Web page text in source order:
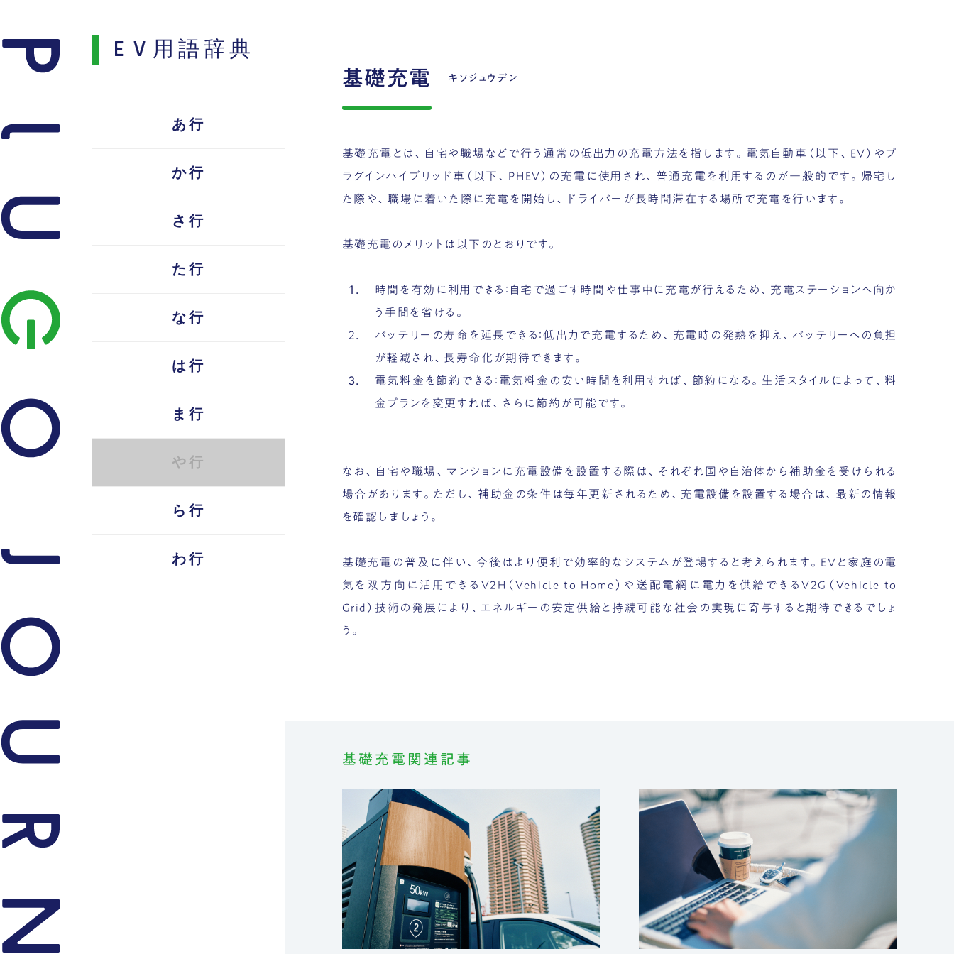
EV用語辞典
あ行
か行
さ行
た行
な行
は行
ま行
や行
ら行
わ行
基礎充電 キソジュウデン
基礎充電とは、自宅や職場などで行う通常の低出力の充電方法を指します。電気自動車（以下、EV）やプ
ラグインハイブリッド車（以下、PHEV）の充電に使用され、普通充電を利用するのが一般的です。帰宅し
た際や、職場に着いた際に充電を開始し、ドライバーが長時間滞在する場所で充電を行います。
基礎充電のメリットは以下のとおりです。
時間を有効に利用できる：自宅で過ごす時間や仕事中に充電が行えるため、充電ステーションへ向か
う手間を省ける。
バッテリーの寿命を延長できる：低出力で充電するため、充電時の発熱を抑え、バッテリーへの負担
が軽減され、長寿命化が期待できます。
電気料金を節約できる：電気料金の安い時間を利用すれば、節約になる。生活スタイルによって、料
金プランを変更すれば、さらに節約が可能です。
なお、自宅や職場、マンションに充電設備を設置する際は、それぞれ国や自治体から補助金を受けられる
場合があります。ただし、補助金の条件は毎年更新されるため、充電設備を設置する場合は、最新の情報
を確認しましょう。
基礎充電の普及に伴い、今後はより便利で効率的なシステムが登場すると考えられます。EVと家庭の電
気を双方向に活用できるV2H（Vehicle to Home）や送配電網に電力を供給できるV2G（Vehicle to
Grid）技術の発展により、エネルギーの安定供給と持続可能な社会の実現に寄与すると期待できるでしょ
う。
基礎充電関連記事